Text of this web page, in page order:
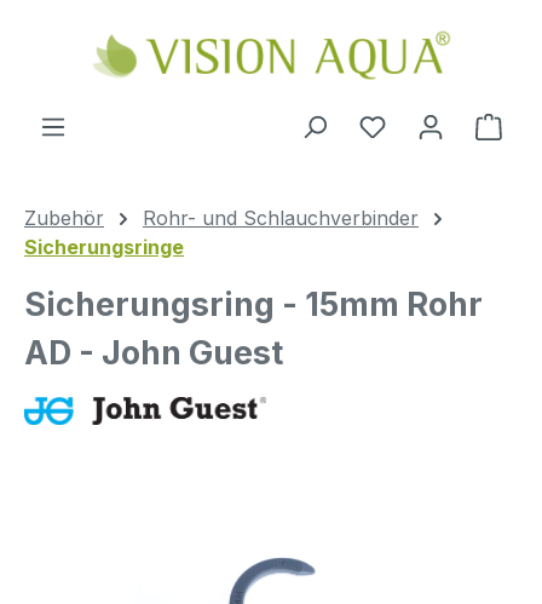
Zum Hauptinhalt springen
Zubehör
Rohr- und Schlauchverbinder
Sicherungsringe
Sicherungsring - 15mm Rohr
AD - John Guest